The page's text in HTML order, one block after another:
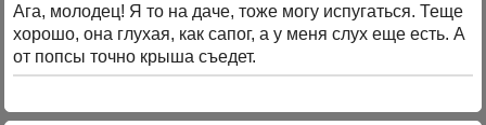
Ага, молодец! Я то на даче, тоже могу испугаться. Теще
хорошо, она глухая, как сапог, а у меня слух еще есть. А
от попсы точно крыша съедет.